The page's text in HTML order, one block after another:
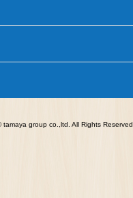
tamaya group co.,ltd. All Rights Reserved.